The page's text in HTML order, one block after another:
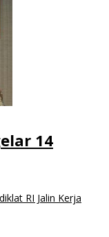
14